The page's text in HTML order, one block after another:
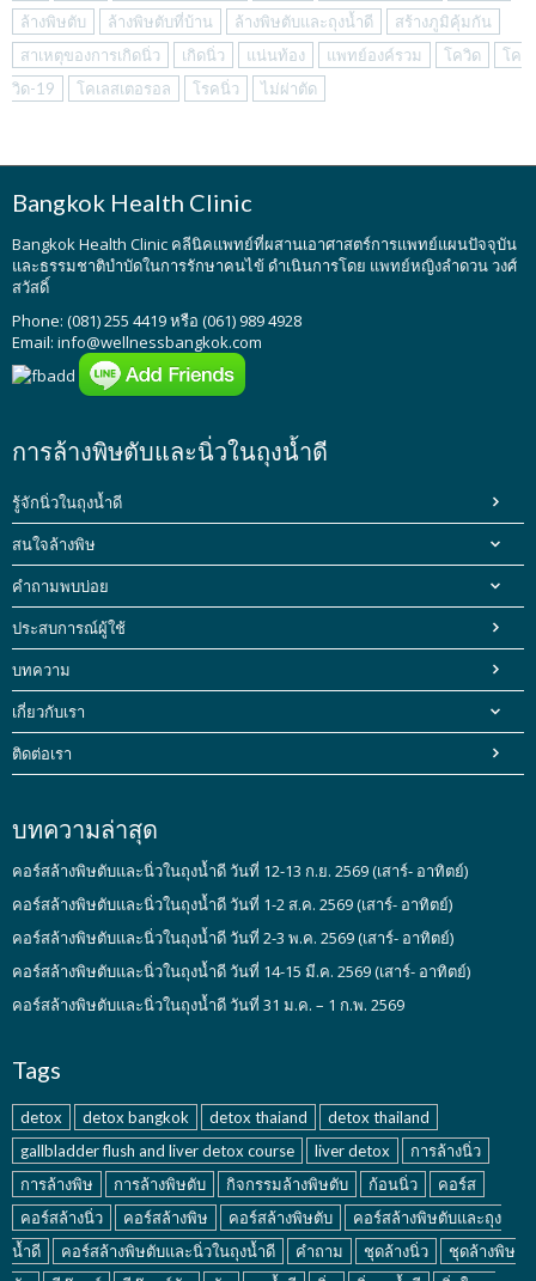
ล้างพิษตับ
ล้างพิษตับที่บ้าน ล้างพิษตับและถุงน้ำดี
สร้างภูมิคุ้มกัน
สาเหตุของการเกิดนิ่ว
เกิดนิ่ว แน่นท้อง แพทย์องค์รวม โควิด
โค
วิด-19
โคเลสเตอรอล โรคนิ่ว ไม่ผ่าตัด
Bangkok Health Clinic
Bangkok Health Clinic คลีนิคแพทย์ที่ผสานเอาศาสตร์การแพทย์แผนปัจจุบัน
และธรรมชาติบำบัดในการรักษาคนไข้ ดำเนินการโดย แพทย์หญิงลำดวน วงศ์
สวัสดิ์
Phone: (081) 255 4419 หรือ (061) 989 4928
Email: info@wellnessbangkok.com
การล้างพิษตับและนิ่วในถุงน้ำดี
รู้จักนิ่วในถุงน้ำดี
สนใจล้างพิษ
คำถามพบบ่อย
ประสบการณ์ผู้ใช้
บทความ
เกี่ยวกับเรา
ติดต่อเรา
บทความล่าสุด
คอร์สล้างพิษตับและนิ่วในถุงน้ำดี วันที่ 12-13 ก.ย. 2569 (เสาร์- อาทิตย์)
คอร์สล้างพิษตับและนิ่วในถุงน้ำดี วันที่ 1-2 ส.ค. 2569 (เสาร์- อาทิตย์)
คอร์สล้างพิษตับและนิ่วในถุงน้ำดี วันที่ 2-3 พ.ค. 2569 (เสาร์- อาทิตย์)
คอร์สล้างพิษตับและนิ่วในถุงน้ำดี วันที่ 14-15 มี.ค. 2569 (เสาร์- อาทิตย์)
คอร์สล้างพิษตับและนิ่วในถุงน้ำดี วันที่ 31 ม.ค. – 1 ก.พ. 2569
Tags
detox detox bangkok detox thaiand
detox thailand
gallbladder flush and liver detox course
liver detox
การล้างนิ่ว
การล้างพิษ
การล้างพิษตับ กิจกรรมล้างพิษตับ ก้อนนิ่ว
คอร์ส
คอร์สล้างนิ่ว
คอร์สล้างพิษ คอร์สล้างพิษตับ
คอร์สล้างพิษตับและถุง
น้ำดี
คอร์สล้างพิษตับและนิ่วในถุงน้ำดี คำถาม ชุดล้างนิ่ว
ชุดล้างพิษ